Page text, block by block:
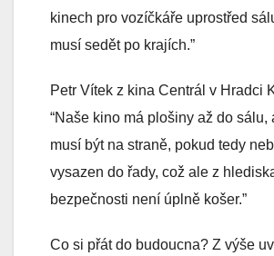
kinech pro vozíčkáře uprostřed
musí sedět po krajích.”
Petr Vítek z kina Centrál v Hradci
“Naše kino má plošiny až do sálu,
musí být na straně, pokud tedy
vysazen do řady, což ale z
bezpečnosti není úplně košer.”
Co si přát do budoucna? Z výše